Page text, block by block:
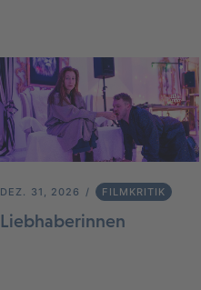
DEZ. 31, 2026 FILMKRITIK
Liebhaberinnen